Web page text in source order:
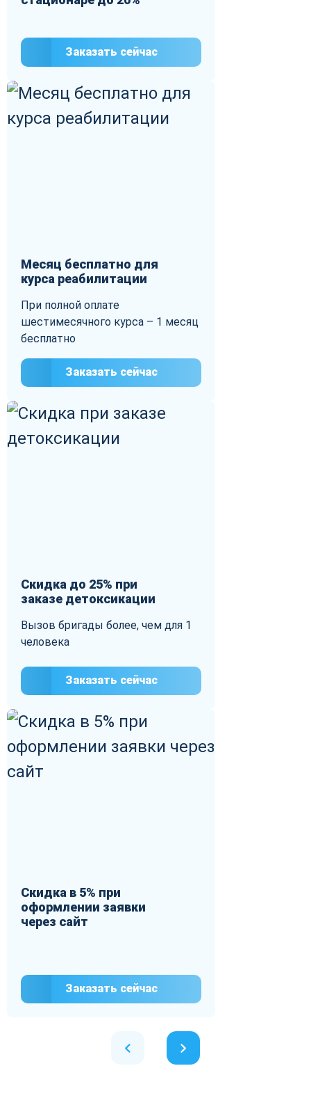
Заказать сейчас
Месяц бесплатно для
курса реабилитации
При полной оплате
шестимесячного курса – 1 месяц
бесплатно
Заказать сейчас
Скидка до 25% при
заказе детоксикации
Вызов бригады более, чем для 1
человека
Заказать сейчас
Скидка в 5% при
оформлении заявки
через сайт
Заказать сейчас